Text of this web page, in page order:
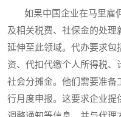
如果中国企业在马里雇
及相关税费、社保金的处
延伸至此领域。代办要求包
资、代扣代缴个人所得税、
社会分摊金。他们需要准备
行月度申报。这要求企业提